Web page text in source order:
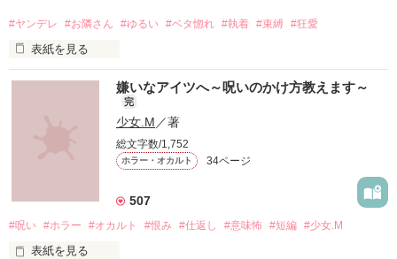
#ヤンデレ #お隣さん #ゆるい #ベタ惚れ #執着 #束縛 #狂愛
表紙を見る
『好きだから、監禁させてくれない？』
そんな告白をしてきたのは
嫌いなアイツへ～呪いのかけ方教えます～
完
少女.M／著
総文字数/1,752
ホラー・オカルト 34ページ
507
#呪い #ホラー #オカルト #恨み #仕返し #意味怖 #短編 #少女.M
表紙を見る